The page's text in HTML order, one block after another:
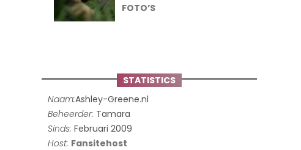
FOTO’S
STATISTICS
Naam:Ashley-Greene.nl
Beheerder: Tamara
Sinds: Februari 2009
Host: Fansitehost